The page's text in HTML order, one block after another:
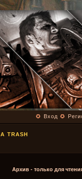
✪ Вход ✪
TRASH
Архив - только для